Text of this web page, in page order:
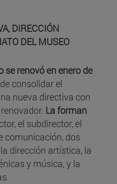
DIRECCIÓN
DEL MUSEO
se renovó en enero de
consolidar el
nueva directiva con
La forman
el subdirector, el
comunicación, dos
dirección artística, la
y música, y la